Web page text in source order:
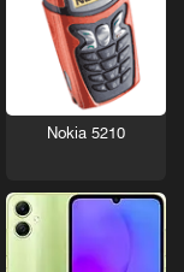
Nokia 5210